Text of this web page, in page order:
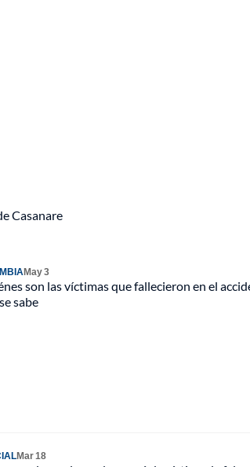
Casanare
May 3
son las víctimas que fallecieron en el
sabe
Mar 18